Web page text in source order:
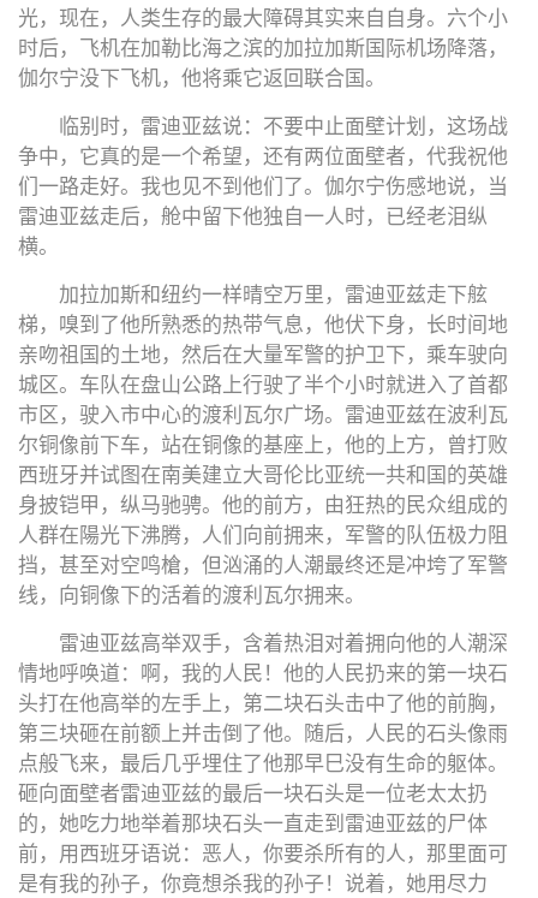
光，现在，人类生存的最大障碍其实来自自身。六个小
时后，飞机在加勒比海之滨的加拉加斯国际机场降落，
伽尔宁没下飞机，他将乘它返回联合国。
临别时，雷迪亚兹说：不要中止面壁计划，这场战
争中，它真的是一个希望，还有两位面壁者，代我祝他
们一路走好。我也见不到他们了。伽尔宁伤感地说，当
雷迪亚兹走后，舱中留下他独自一人时，已经老泪纵
横。
加拉加斯和纽约一样晴空万里，雷迪亚兹走下舷
梯，嗅到了他所熟悉的热带气息，他伏下身，长时间地
亲吻祖国的土地，然后在大量军警的护卫下，乘车驶向
城区。车队在盘山公路上行驶了半个小时就进入了首都
市区，驶入市中心的渡利瓦尔广场。雷迪亚兹在波利瓦
尔铜像前下车，站在铜像的基座上，他的上方，曾打败
西班牙并试图在南美建立大哥伦比亚统一共和国的英雄
身披铠甲，纵马驰骋。他的前方，由狂热的民众组成的
人群在陽光下沸腾，人们向前拥来，军警的队伍极力阻
挡，甚至对空鸣槍，但汹涌的人潮最终还是冲垮了军警
线，向铜像下的活着的渡利瓦尔拥来。
雷迪亚兹高举双手，含着热泪对着拥向他的人潮深
情地呼唤道：啊，我的人民！他的人民扔来的第一块石
头打在他高举的左手上，第二块石头击中了他的前胸，
第三块砸在前额上并击倒了他。随后，人民的石头像雨
点般飞来，最后几乎埋住了他那早巳没有生命的躯体。
砸向面壁者雷迪亚兹的最后一块石头是一位老太太扔
的，她吃力地举着那块石头一直走到雷迪亚兹的尸体
前，用西班牙语说：恶人，你要杀所有的人，那里面可
是有我的孙子，你竟想杀我的孙子！说着，她用尽力